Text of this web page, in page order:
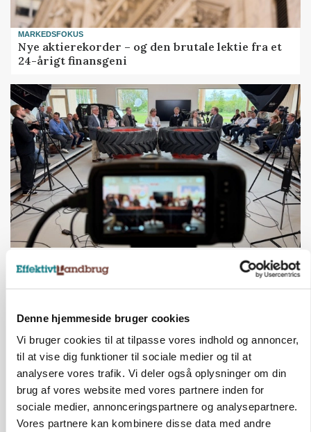
Denne hjemmeside bruger cookies
Vi bruger cookies til at tilpasse vores indhold og annoncer,
til at vise dig funktioner til sociale medier og til at
analysere vores trafik. Vi deler også oplysninger om din
brug af vores website med vores partnere inden for
sociale medier, annonceringspartnere og analysepartnere.
Vores partnere kan kombinere disse data med andre
MARKEDSFOKUS
Nye aktierekorder – og den brutale lektie fra et
24-årigt finansgeni
Ejer eller medejer? Nyt tv-format udfordrer
landbrugets ejerstruktur